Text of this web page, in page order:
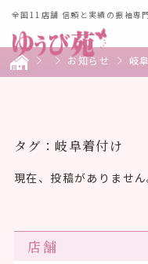
全国11店舗 信頼と実績の振袖専
お知らせ 岐
タグ：岐阜着付け
現在、投稿がありません
店舗